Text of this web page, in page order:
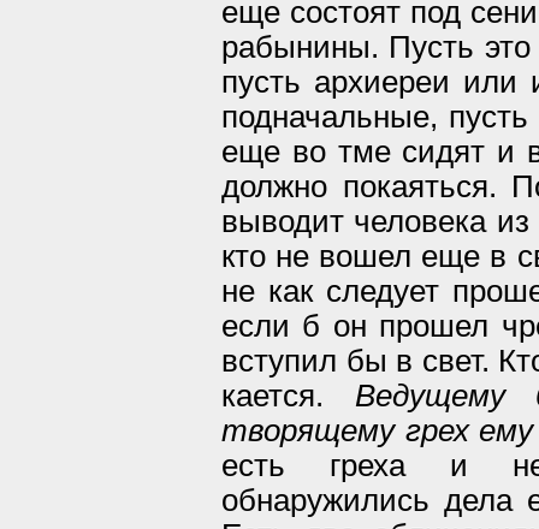
еще состоят под
рабынины. Пусть это
пусть архиереи или
подначальные,
еще во тме сидят и
должно покаяться.
выводит человека
кто не вошел еще в
не как следует
если б он прошел
вступил бы в свет.
кается.
творящему грех
есть греха и
обнаружились дела